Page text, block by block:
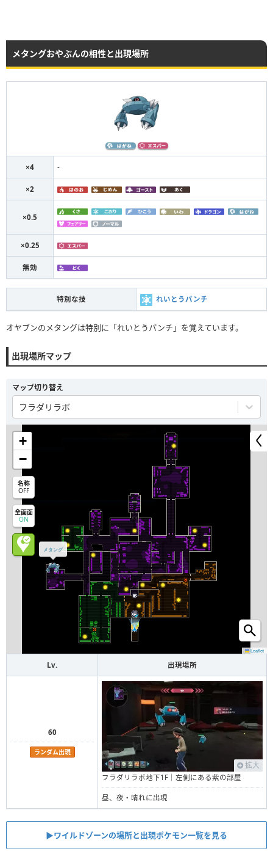
メタングおやぶんの相性と出現場所
×4 -
×2
×0.5
×0.25
無効
特別な技 れいとうパンチ
オヤブンのメタングは特別に「れいとうパンチ」を覚えています。
出現場所マップ
マップ切り替え
フラダリラボ
メタング
+
−
名称
OFF
全画面
ON
Leaflet
Lv. 出現場所
60
ランダム出現
拡大
フラダリラボ地下1F｜左側にある紫の部屋
昼、夜・晴れに出現
▶︎ワイルドゾーンの場所と出現ポケモン一覧を見る